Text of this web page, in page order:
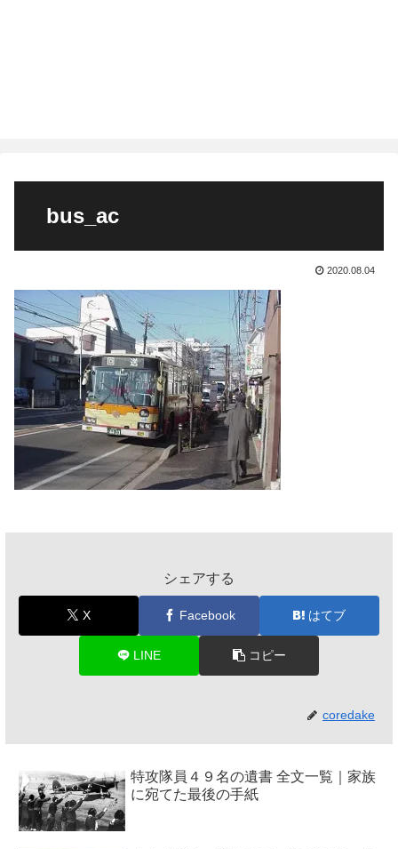
bus_ac
2020.08.04
シェアする
X Facebook はてブ
LINE コピー
coredake
特攻隊員４９名の遺書 全文一覧｜家族
に宛てた最後の手紙